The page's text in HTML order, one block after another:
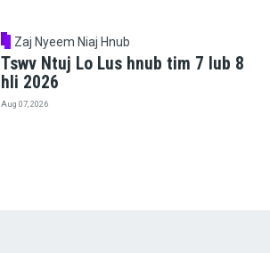
Zaj Nyeem Niaj Hnub
Tswv Ntuj Lo Lus hnub tim 7 lub 8
hli 2026
Aug 07, 2026